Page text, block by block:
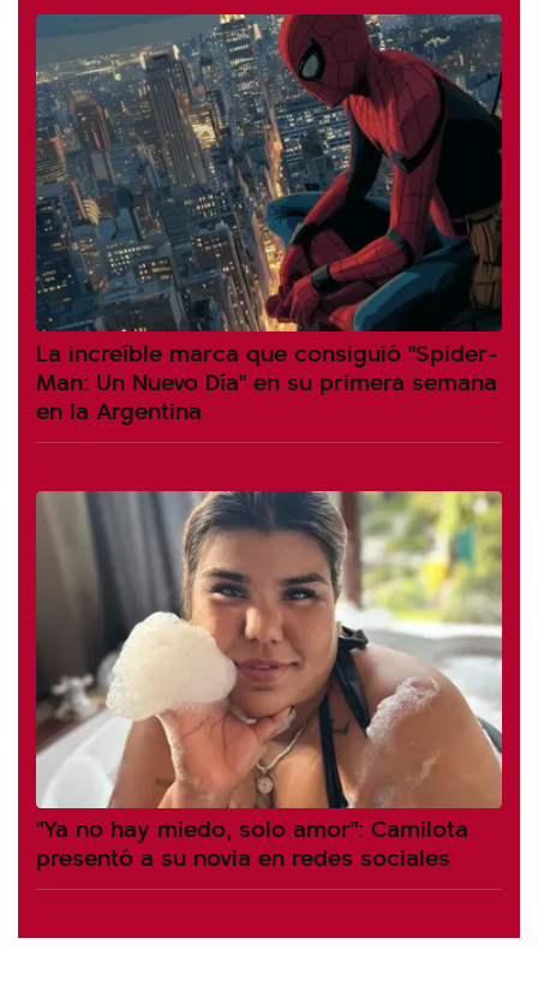
La increíble marca que consiguió "Spider-
Man: Un Nuevo Día" en su primera semana
en la Argentina
"Ya no hay miedo, solo amor": Camilota
presentó a su novia en redes sociales